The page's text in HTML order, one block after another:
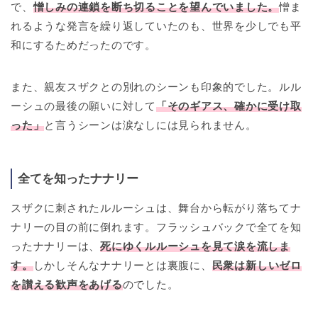
で、憎しみの連鎖を断ち切ることを望んでいました。憎ま
れるような発言を繰り返していたのも、世界を少しでも平
和にするためだったのです。
また、親友スザクとの別れのシーンも印象的でした。ルル
ーシュの最後の願いに対して「そのギアス、確かに受け取
った」と言うシーンは涙なしには見られません。
全てを知ったナナリー
スザクに刺されたルルーシュは、舞台から転がり落ちてナ
ナリーの目の前に倒れます。フラッシュバックで全てを知
ったナナリーは、死にゆくルルーシュを見て涙を流しま
す。しかしそんなナナリーとは裏腹に、 民衆は新しいゼロ
を讃える歓声をあげるのでした。